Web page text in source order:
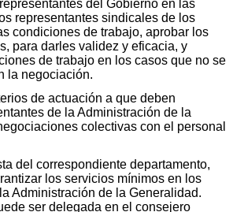
del Gobierno en las
representantes sindicales de los
condiciones de trabajo, aprobar los
para darles validez y eficacia, y
de trabajo en los casos que no se
la negociación.
de actuación a que deben
de la Administración de la
colectivas con el personal
del correspondiente departamento,
los servicios mínimos en los
Administración de la Generalidad.
ser delegada en el consejero